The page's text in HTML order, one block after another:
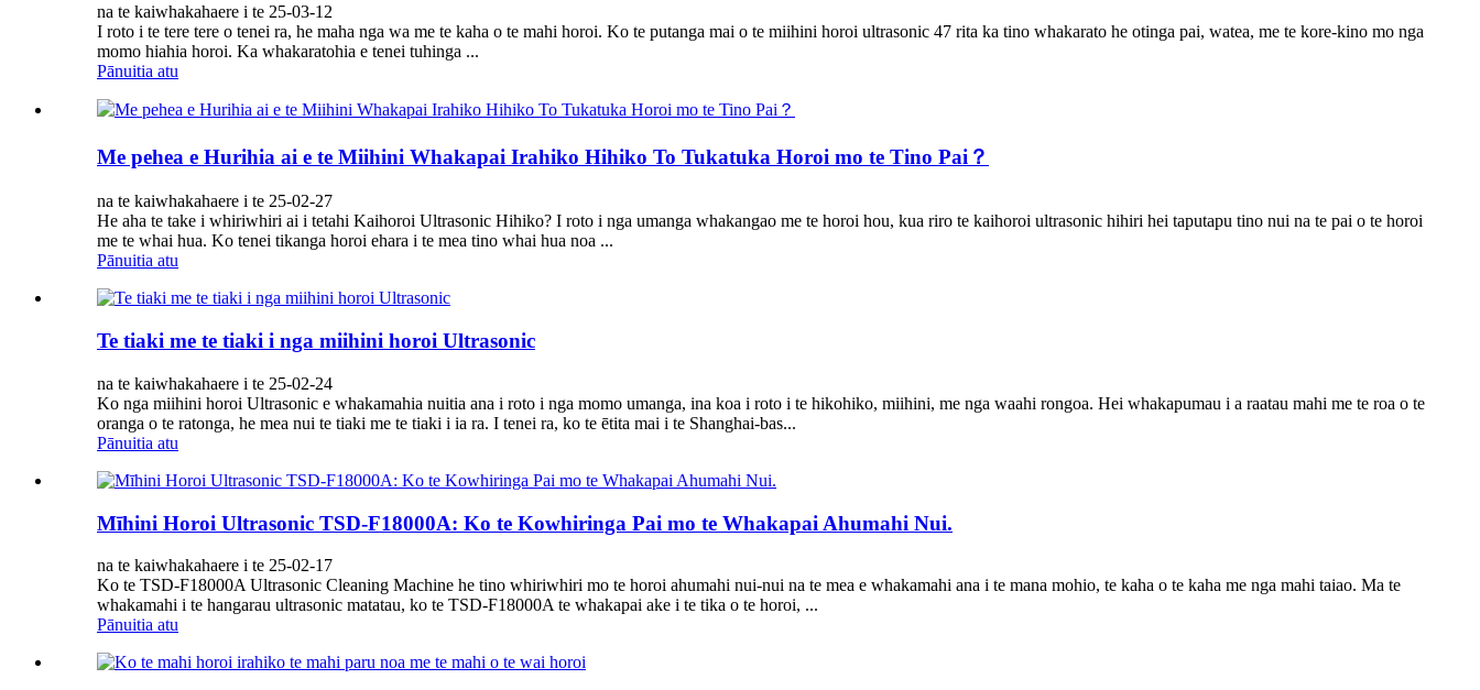
na te kaiwhakahaere i te 25-03-12
I roto i te tere tere o tenei ra, he maha nga wa me te kaha o te mahi horoi. Ko te putanga mai o te miihini horoi ultrasonic 47 rita ka tino whakarato he otinga pai, watea, me te kore-kino mo nga
momo hiahia horoi. Ka whakaratohia e tenei tuhinga ...
Pānuitia atu
Me pehea e Hurihia ai e te Miihini Whakapai Irahiko Hihiko To Tukatuka Horoi mo te Tino Pai？
na te kaiwhakahaere i te 25-02-27
He aha te take i whiriwhiri ai i tetahi Kaihoroi Ultrasonic Hihiko? I roto i nga umanga whakangao me te horoi hou, kua riro te kaihoroi ultrasonic hihiri hei taputapu tino nui na te pai o te horoi
me te whai hua. Ko tenei tikanga horoi ehara i te mea tino whai hua noa ...
Pānuitia atu
Te tiaki me te tiaki i nga miihini horoi Ultrasonic
na te kaiwhakahaere i te 25-02-24
Ko nga miihini horoi Ultrasonic e whakamahia nuitia ana i roto i nga momo umanga, ina koa i roto i te hikohiko, miihini, me nga waahi rongoa. Hei whakapumau i a raatau mahi me te roa o te
oranga o te ratonga, he mea nui te tiaki me te tiaki i ia ra. I tenei ra, ko te ētita mai i te Shanghai-bas...
Pānuitia atu
Mīhini Horoi Ultrasonic TSD-F18000A: Ko te Kowhiringa Pai mo te Whakapai Ahumahi Nui.
na te kaiwhakahaere i te 25-02-17
Ko te TSD-F18000A Ultrasonic Cleaning Machine he tino whiriwhiri mo te horoi ahumahi nui-nui na te mea e whakamahi ana i te mana mohio, te kaha o te kaha me nga mahi taiao. Ma te
whakamahi i te hangarau ultrasonic matatau, ko te TSD-F18000A te whakapai ake i te tika o te horoi, ...
Pānuitia atu